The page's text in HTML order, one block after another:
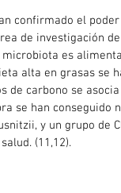
confirmado el
de investigación
es
alta en grasas se
de carbono se
se han conseguido
y un grupo de
(11,12).